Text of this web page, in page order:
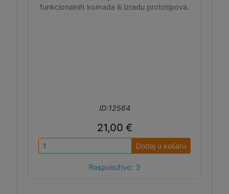
funkcionalnih komada ili izradu prototipova.
ID:12564
21,00 €
Dodaj u košaru
Raspoloživo: 3